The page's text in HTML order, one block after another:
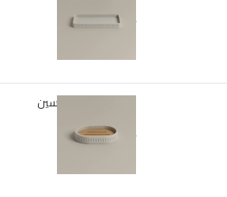
متوفر في المخزون
وعاء صابون بوليريسين
متوفر في المخزون